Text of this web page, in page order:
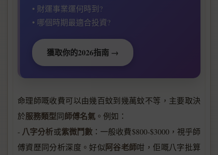
• 財運事業運何時到?
• 哪個時期最適合投資?
獲取你的2026指南 →
命理師嘅收費可以由幾百蚊到幾萬蚊不等，主要取決
於服務類型同師傅名氣 。例如：
- 八字分析或紫微鬥數 ：一般收費$800-$3000，視乎師
傅資歷同分析深度。好似阿谷老師咁，佢嘅八字批算